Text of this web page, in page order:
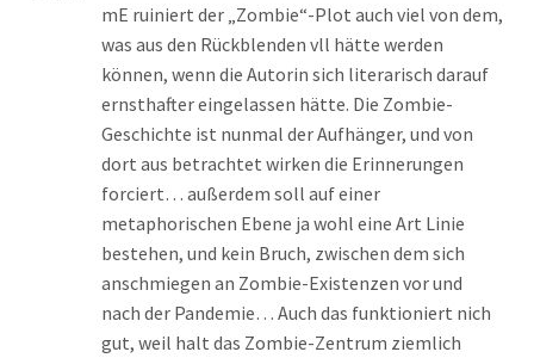
mE ruiniert der „Zombie“-Plot auch viel von dem,
was aus den Rückblenden vll hätte werden
können, wenn die Autorin sich literarisch darauf
ernsthafter eingelassen hätte. Die Zombie-
Geschichte ist nunmal der Aufhänger, und von
dort aus betrachtet wirken die Erinnerungen
forciert… außerdem soll auf einer
metaphorischen Ebene ja wohl eine Art Linie
bestehen, und kein Bruch, zwischen dem sich
anschmiegen an Zombie-Existenzen vor und
nach der Pandemie… Auch das funktioniert nich
gut, weil halt das Zombie-Zentrum ziemlich